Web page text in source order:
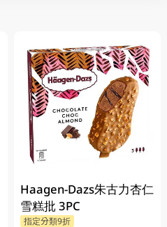
Haagen-Dazs朱古力杏仁
雪糕批 3PC
指定分類9折